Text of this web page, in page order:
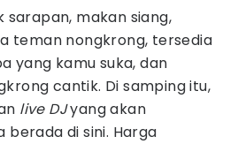
sarapan, makan siang,
teman nongkrong, tersedia
yang kamu suka, dan
cantik. Di samping itu,
live DJyang akan
berada di sini. Harga